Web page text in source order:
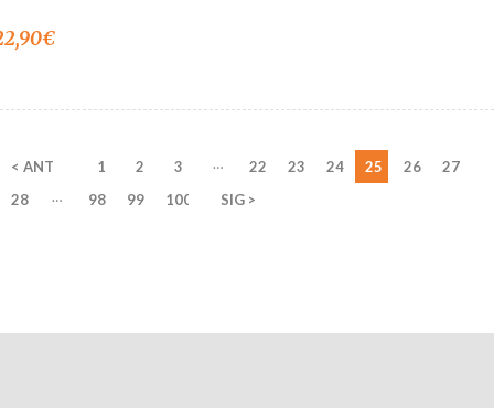
€
< ANT 1 2 3 … 22 23 24 25 26
27
28
… 98 99 100 SIG >